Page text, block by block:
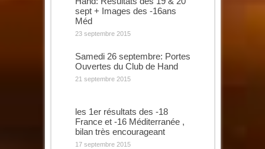
sept + Images des -16ans
Méd
23 septembre 2015
Samedi 26 septembre: Portes
Ouvertes du Club de Hand
21 septembre 2015
les 1er résultats des -18
France et -16 Méditerranée ,
bilan très encourageant
17 septembre 2015